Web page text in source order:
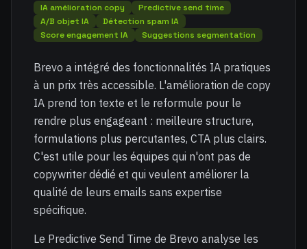
IA amélioration copy
Predictive send time
A/B objet IA
Détection spam IA
Score engagement IA
Suggestions segmentation
Brevo a intégré des fonctionnalités IA pratiques
à un prix très accessible. L'amélioration de copy
IA prend ton texte et le reformule pour le
rendre plus engageant : meilleure structure,
formulations plus percutantes, CTA plus clairs.
C'est utile pour les équipes qui n'ont pas de
copywriter dédié et qui veulent améliorer la
qualité de leurs emails sans expertise
spécifique.
Le Predictive Send Time de Brevo analyse les